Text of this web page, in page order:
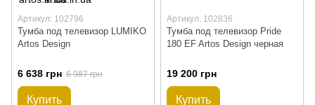
Артикул: 102796
Тумба под телевизор LUMIKO
Artos Design
6 638 грн 6 987 грн
Купить
Артикул: 102836
Тумба под телевизор Pride
180 EF Artos Design черная
19 200 грн
Купить